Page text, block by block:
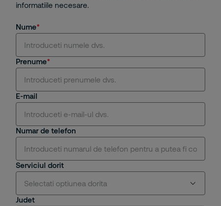
informatiile necesare.
Nume
Prenume
E-mail
Numar de telefon
Serviciul dorit
Selectati optiunea dorita
Judet